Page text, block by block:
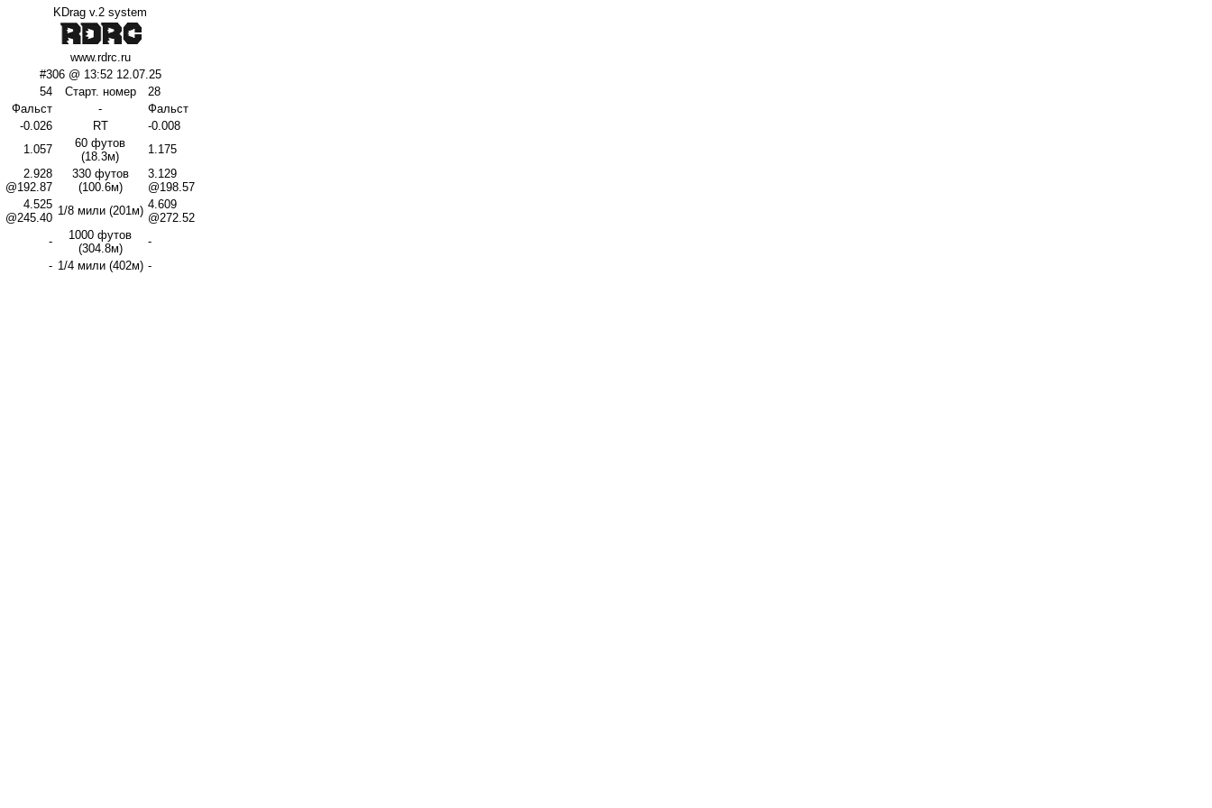
KDrag v.2 system
www.rdrc.ru
#306 @ 13:52 12.07.25
54
Старт. номер
28
Фальст
-
Фальст
-0.026
RT
-0.008
1.057
60 футов
(18.3м)
1.175
2.928
@192.87
330 футов
(100.6м)
3.129
@198.57
4.525
@245.40
1/8 мили (201м) 4.609
@272.52
-
1000 футов
(304.8м)
-
- 1/4 мили (402м) -